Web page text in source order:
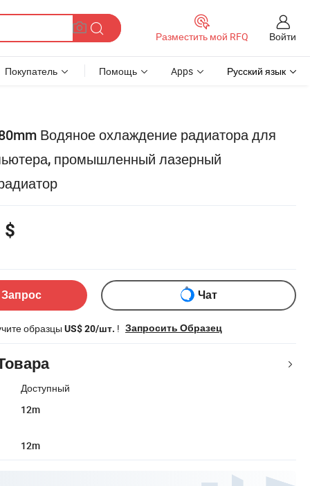
Разместить мой RFQ Войти
Покупатель Помощь Apps Русский язык
Водяное охлаждение радиатора для
промышленный лазерный
$
Чат
образцы US$ 20/шт. ! Запросить Образец
Доступный
12m
12m